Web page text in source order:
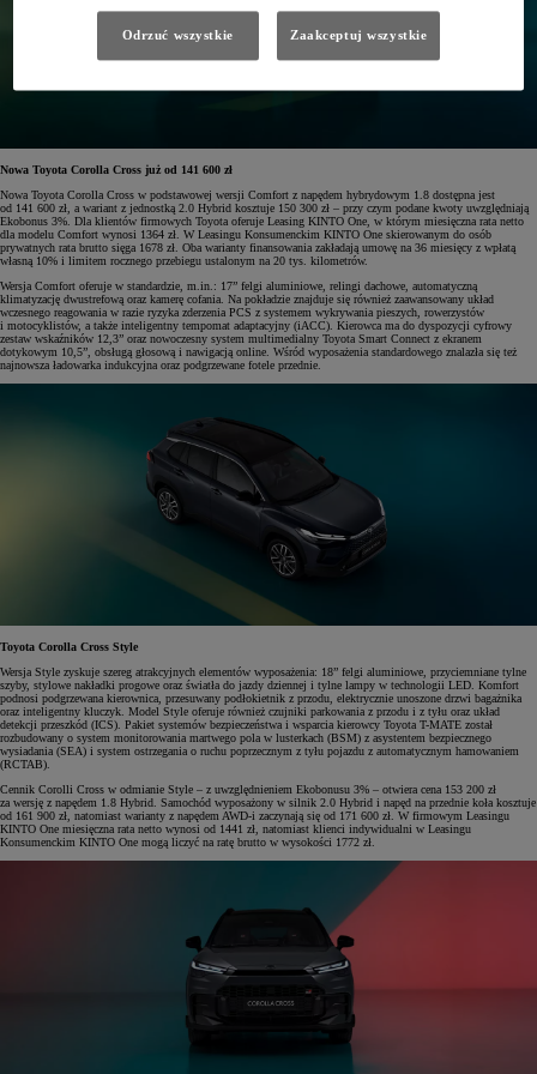
Nowa Toyota Corolla Cross już od 141 600 zł
Nowa Toyota Corolla Cross w podstawowej wersji Comfort z napędem hybrydowym 1.8 dostępna jest
od 141 600 zł, a wariant z jednostką 2.0 Hybrid kosztuje 150 300 zł – przy czym podane kwoty uwzględniają
Ekobonus 3%. Dla klientów firmowych Toyota oferuje Leasing KINTO One, w którym miesięczna rata netto
dla modelu Comfort wynosi 1364 zł. W Leasingu Konsumenckim KINTO One skierowanym do osób
prywatnych rata brutto sięga 1678 zł. Oba warianty finansowania zakładają umowę na 36 miesięcy z wpłatą
własną 10% i limitem rocznego przebiegu ustalonym na 20 tys. kilometrów.
Wersja Comfort oferuje w standardzie, m.in.: 17” felgi aluminiowe, relingi dachowe, automatyczną
klimatyzację dwustrefową oraz kamerę cofania. Na pokładzie znajduje się również zaawansowany układ
wczesnego reagowania w razie ryzyka zderzenia PCS z systemem wykrywania pieszych, rowerzystów
i motocyklistów, a także inteligentny tempomat adaptacyjny (iACC). Kierowca ma do dyspozycji cyfrowy
zestaw wskaźników 12,3” oraz nowoczesny system multimedialny Toyota Smart Connect z ekranem
dotykowym 10,5”, obsługą głosową i nawigacją online. Wśród wyposażenia standardowego znalazła się też
najnowsza ładowarka indukcyjna oraz podgrzewane fotele przednie.
Toyota Corolla Cross Style
Wersja Style zyskuje szereg atrakcyjnych elementów wyposażenia: 18” felgi aluminiowe, przyciemniane tylne
szyby, stylowe nakładki progowe oraz światła do jazdy dziennej i tylne lampy w technologii LED. Komfort
podnosi podgrzewana kierownica, przesuwany podłokietnik z przodu, elektrycznie unoszone drzwi bagażnika
oraz inteligentny kluczyk. Model Style oferuje również czujniki parkowania z przodu i z tyłu oraz układ
detekcji przeszkód (ICS). Pakiet systemów bezpieczeństwa i wsparcia kierowcy Toyota T-MATE został
rozbudowany o system monitorowania martwego pola w lusterkach (BSM) z asystentem bezpiecznego
wysiadania (SEA) i system ostrzegania o ruchu poprzecznym z tyłu pojazdu z automatycznym hamowaniem
(RCTAB).
Cennik Corolli Cross w odmianie Style – z uwzględnieniem Ekobonusu 3% – otwiera cena 153 200 zł
za wersję z napędem 1.8 Hybrid. Samochód wyposażony w silnik 2.0 Hybrid i napęd na przednie koła kosztuje
od 161 900 zł, natomiast warianty z napędem AWD-i zaczynają się od 171 600 zł. W firmowym Leasingu
KINTO One miesięczna rata netto wynosi od 1441 zł, natomiast klienci indywidualni w Leasingu
Konsumenckim KINTO One mogą liczyć na ratę brutto w wysokości 1772 zł.
Odrzuć wszystkie Zaakceptuj wszystkie